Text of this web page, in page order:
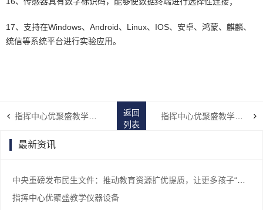
17、支持在Windows、Android、Linux、IOS、安卓、鸿蒙、麒麟、
统信等系统平台进行实验应用。
返回
列表
最新资讯
指挥中心优聚盛教学仪器设备